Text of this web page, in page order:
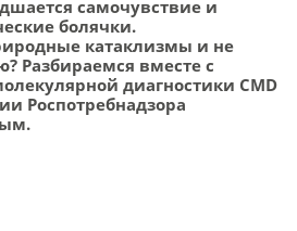
самочувствие и
болячки.
катаклизмы и не
Разбираемся вместе с
диагностики CMD
Роспотребнадзора